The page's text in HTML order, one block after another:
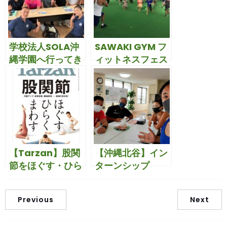
学校法人SOLA沖
縄学園へ行ってき
ました♬
SAWAKI GYM フ
ィットネスフェス
タの模様
【Tarzan】股関
節をほぐす・ひら
【沖縄北谷】イン
ターンシップ
Previous Next